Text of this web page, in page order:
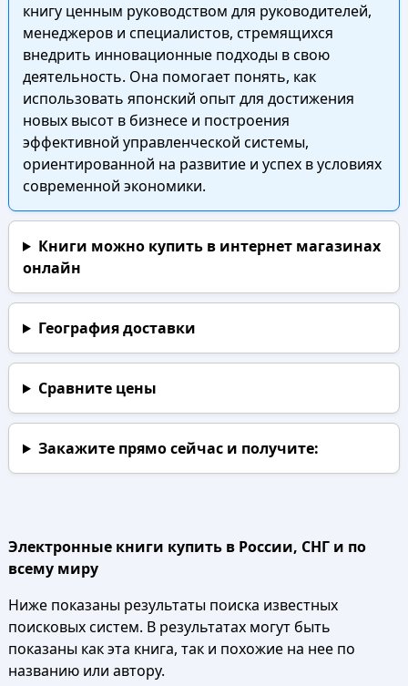
книгу ценным руководством для руководителей,
менеджеров и специалистов, стремящихся
внедрить инновационные подходы в свою
деятельность. Она помогает понять, как
использовать японский опыт для достижения
новых высот в бизнесе и построения
эффективной управленческой системы,
ориентированной на развитие и успех в условиях
современной экономики.
Книги можно купить в интернет магазинах
онлайн
География доставки
Сравните цены
Закажите прямо сейчаси получите:
Электронные книги купить в России, СНГ и по
всему миру
Ниже показаны результаты поиска известных
поисковых систем. В результатах могут быть
показаны как эта книга, так и похожие на нее по
названию или автору.